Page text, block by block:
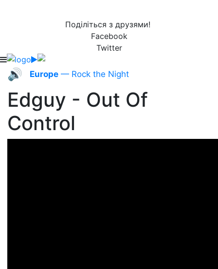
Поділіться з друзями!
Facebook
Twitter
🔊 Europe — Rock the Night
Edguy - Out Of
Control